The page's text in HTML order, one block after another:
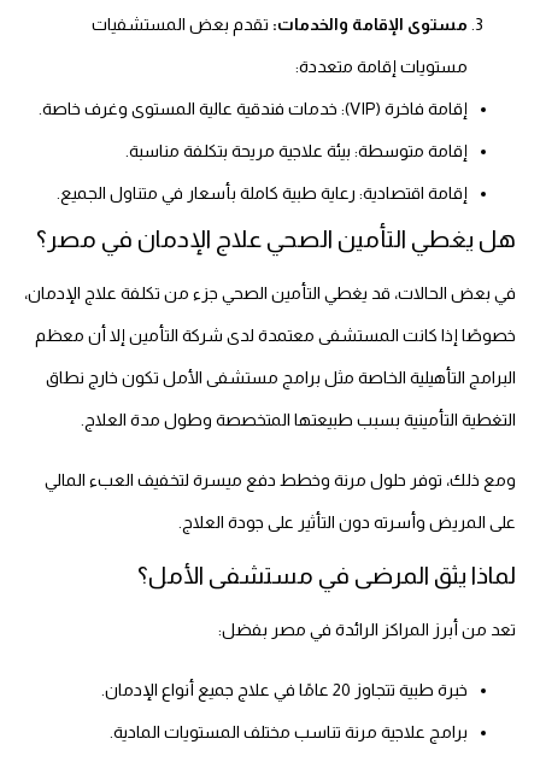
مستوى الإقامة والخدمات: تقدم بعض المستشفيات
مستويات إقامة متعددة:
إقامة فاخرة (VIP): خدمات فندقية عالية المستوى وغرف خاصة.
إقامة متوسطة: بيئة علاجية مريحة بتكلفة مناسبة.
إقامة اقتصادية: رعاية طبية كاملة بأسعار في متناول الجميع.
هل يغطي التأمين الصحي علاج الإدمان في مصر؟
في بعض الحالات، قد يغطي التأمين الصحي جزء من تكلفة علاج الإدمان،
خصوصًا إذا كانت المستشفى معتمدة لدى شركة التأمين إلا أن معظم
البرامج التأهيلية الخاصة مثل برامج مستشفى الأمل تكون خارج نطاق
التغطية التأمينية بسبب طبيعتها المتخصصة وطول مدة العلاج.
ومع ذلك، توفر حلول مرنة وخطط دفع ميسرة لتخفيف العبء المالي
على المريض وأسرته دون التأثير على جودة العلاج.
لماذا يثق المرضى في مستشفى الأمل؟
تعد من أبرز المراكز الرائدة في مصر بفضل:
خبرة طبية تتجاوز 20 عامًا في علاج جميع أنواع الإدمان.
برامج علاجية مرنة تناسب مختلف المستويات المادية.